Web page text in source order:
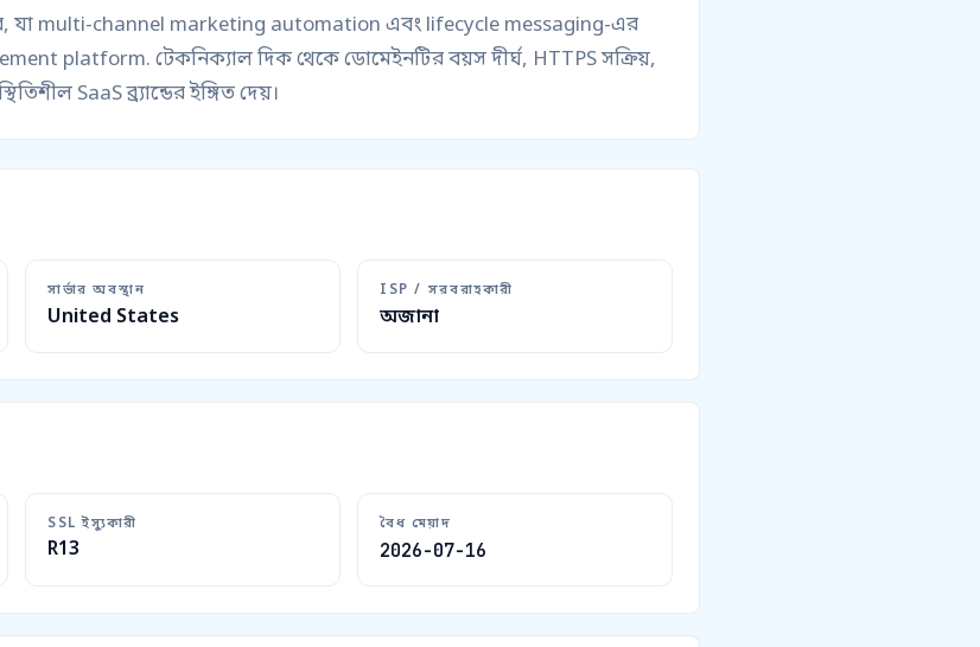
যা multi-channel marketing automation এবং lifecycle messaging-এর
platform. টেকনিক্যাল দিক থেকে ডোমেইনটির বয়স দীর্ঘ, HTTPS সক্রিয়,
SaaS ব্র্যান্ডের ইঙ্গিত দেয়।
সার্ভার অবস্থান
United States
ISP / সরবরাহকারী
অজানা
SSL ইস্যুকারী
R13
বৈধ মেয়াদ
2026-07-16